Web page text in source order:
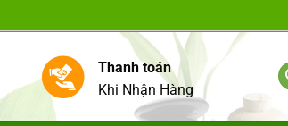
Thanh toán
Khi Nhận Hàng